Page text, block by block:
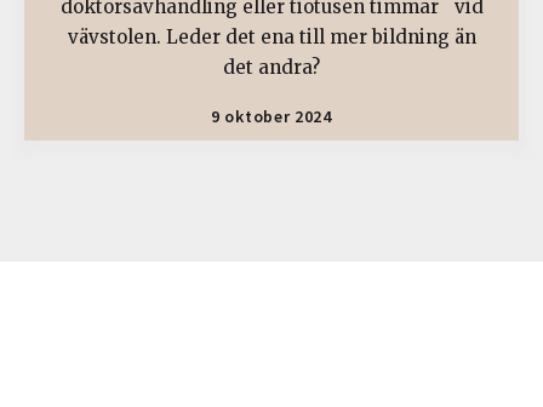
doktorsavhandling eller tiotusen timmar vid
vävstolen. Leder det ena till mer bildning än
det andra?
9 oktober 2024